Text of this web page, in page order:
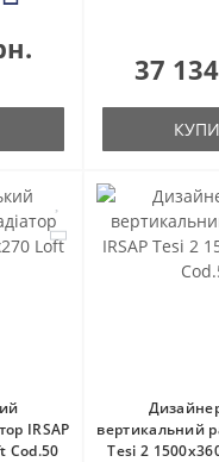
37
IRSAP
Cod.50
вертикальний
Tesi 2